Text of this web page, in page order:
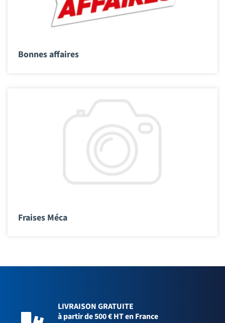
Bonnes affaires
Fraises Méca
LIVRAISON GRATUITE
à partir de 500 € HT en France